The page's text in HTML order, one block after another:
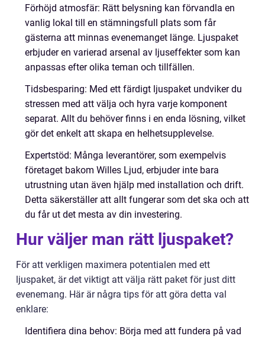
Förhöjd atmosfär: Rätt belysning kan förvandla en
vanlig lokal till en stämningsfull plats som får
gästerna att minnas evenemanget länge. Ljuspaket
erbjuder en varierad arsenal av ljuseffekter som kan
anpassas efter olika teman och tillfällen.
Tidsbesparing: Med ett färdigt ljuspaket undviker du
stressen med att välja och hyra varje komponent
separat. Allt du behöver finns i en enda lösning, vilket
gör det enkelt att skapa en helhetsupplevelse.
Expertstöd: Många leverantörer, som exempelvis
företaget bakom Willes Ljud, erbjuder inte bara
utrustning utan även hjälp med installation och drift.
Detta säkerställer att allt fungerar som det ska och att
du får ut det mesta av din investering.
Hur väljer man rätt ljuspaket?
För att verkligen maximera potentialen med ett
ljuspaket, är det viktigt att välja rätt paket för just ditt
evenemang. Här är några tips för att göra detta val
enklare:
Identifiera dina behov: Börja med att fundera på vad